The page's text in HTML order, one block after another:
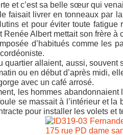
et c’est sa belle sœur qui
faisait livrer en tonneaux par
et pour éviter toute
Renée Albert mettait son frère à
d’habitués comme les
quartier allaient, aussi,
ou en début d’après midi,
avec un café arrosé.
les hommes
se massait à l’intérieur et
pour installer les volets et